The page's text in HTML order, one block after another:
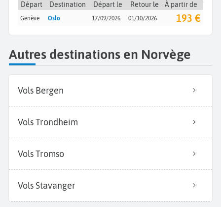
Départ
Destination Départ le Retour le À partir de
Genève Oslo 17/09/2026 01/10/2026 193 €
Autres destinations en Norvège
Vols Bergen
Vols Trondheim
Vols Tromso
Vols Stavanger